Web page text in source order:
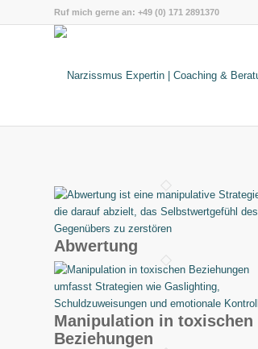
Ruf mich gerne an: +49 (0) 171 2891370
Abwertung
Manipulation in toxischen
Beziehungen